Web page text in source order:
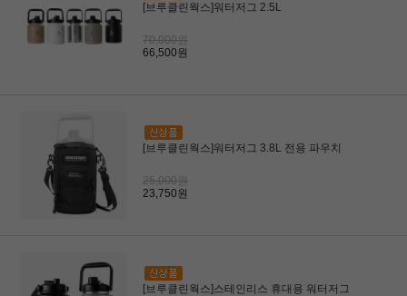
[브루클린웍스]워터저그 2.5L
70,000원
66,500원
[브루클린웍스]워터저그 3.8L 전용 파우치
25,000원
23,750원
[브루클린웍스]스테인리스 휴대용 워터저그